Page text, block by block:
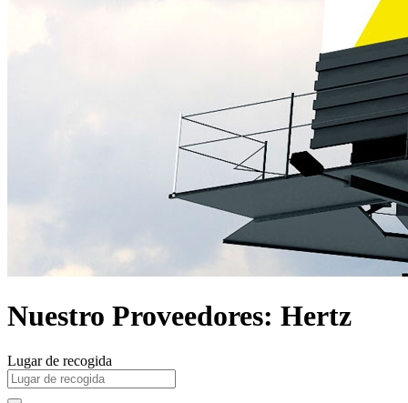
Nuestro Proveedores: Hertz
Lugar de recogida